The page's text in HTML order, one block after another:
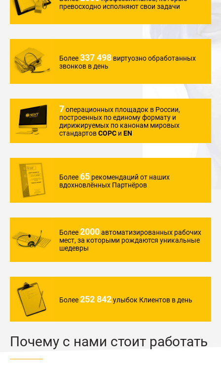
превосходно исполняют свои задачи
Более337 498 виртуозно обработанных
звонков в день
7операционных площадок в России,
построенных по единомуформату и
дирижируемых по канонам мировых
стандартовCOPC и EN
Более65 рекомендаций от наших
вдохновлённых Партнёров
Более2000автоматизированных рабочих
мест, за которыми рождаются уникальные
шедевры
Более252 842улыбок Клиентов в день
Почему с нами стоит работать